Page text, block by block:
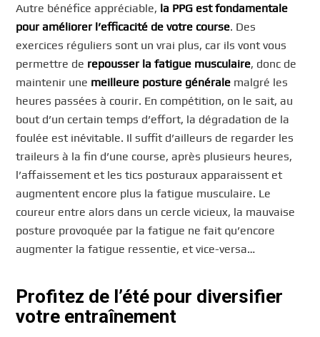
Autre bénéfice appréciable, la PPG est fondamentale
pour améliorer l’efficacité de votre course. Des
exercices réguliers sont un vrai plus, car ils vont vous
permettre de repousser la fatigue musculaire, donc de
maintenir une meilleure posture générale malgré les
heures passées à courir. En compétition, on le sait, au
bout d’un certain temps d’effort, la dégradation de la
foulée est inévitable. Il suffit d’ailleurs de regarder les
traileurs à la fin d’une course, après plusieurs heures,
l’affaissement et les tics posturaux apparaissent et
augmentent encore plus la fatigue musculaire. Le
coureur entre alors dans un cercle vicieux, la mauvaise
posture provoquée par la fatigue ne fait qu’encore
augmenter la fatigue ressentie, et vice-versa…
Profitez de l’été pour diversifier
votre entraînement